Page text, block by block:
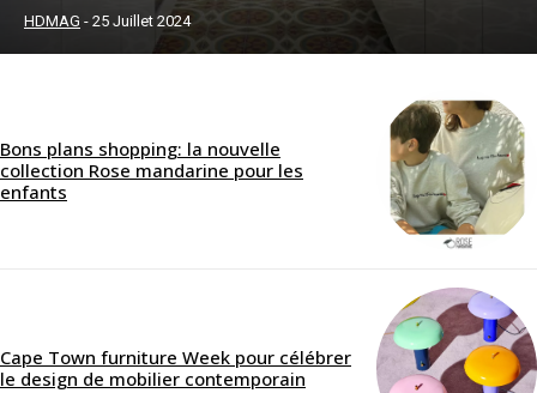
HDMAG - 25 Juillet 2024
Bons plans shopping: la nouvelle
collection Rose mandarine pour les
enfants
Cape Town furniture Week pour célébrer
le design de mobilier contemporain